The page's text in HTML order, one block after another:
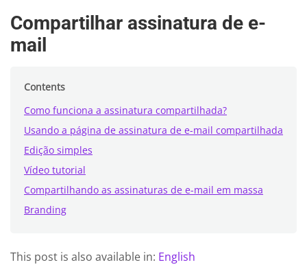
Compartilhar assinatura de e-
mail
Contents
Como funciona a assinatura compartilhada?
Usando a página de assinatura de e-mail compartilhada
Edição simples
Vídeo tutorial
Compartilhando as assinaturas de e-mail em massa
Branding
This post is also available in: English